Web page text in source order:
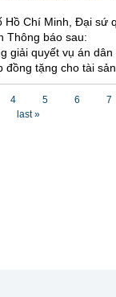
Hồ Chí Minh, Đại sứ
Thông báo sau:
giải quyết vụ án
đồng tặng cho tài
4 5 6
7
last »